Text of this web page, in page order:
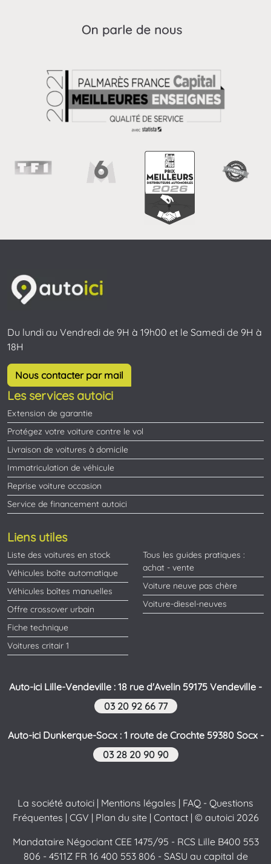
Du lundi au Vendredi de 9H à 19h00 et le Samedi de 9H à
18H
Nous contacter par mail
Les services autoici
Extension de garantie
Protégez votre voiture contre le vol
Livraison de voitures à domicile
Immatriculation de véhicule
Reprise voiture occasion
Service de financement autoici
Liens utiles
Liste des voitures en stock
Véhicules boîte automatique
Véhicules boîtes manuelles
Offre crossover urbain
Fiche technique
Voitures critair 1
Tous les guides pratiques :
achat - vente
Voiture neuve pas chère
Voiture-diesel-neuves
Auto-ici Lille-Vendeville : 18 rue d'Avelin 59175 Vendeville -
03 20 92 66 77
Auto-ici Dunkerque-Socx : 1 route de Crochte 59380 Socx -
03 28 20 90 90
La société autoici | Mentions légales | FAQ - Questions
Fréquentes | CGV | Plan du site| Contact| © autoici 2026
Mandataire Négociant CEE 1475/95 - RCS Lille B400 553
806 - 4511Z FR 16 400 553 806 - SASU au capital de